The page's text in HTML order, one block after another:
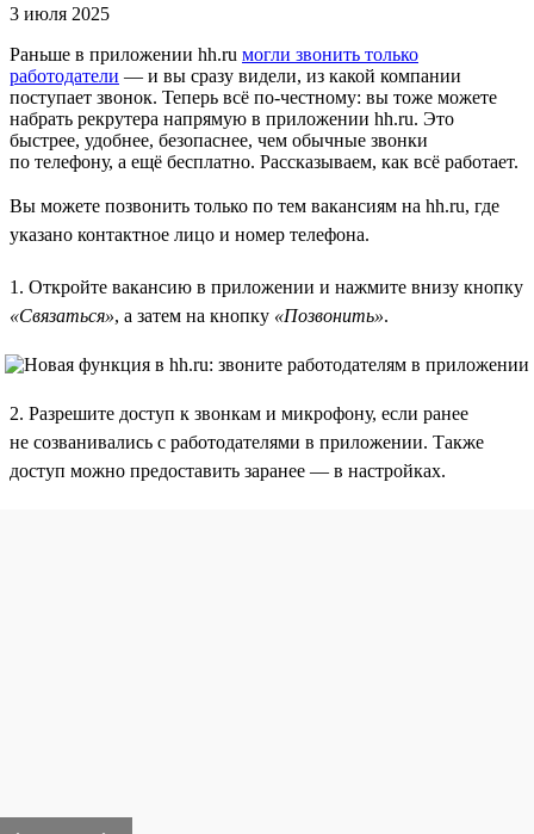
3 июля 2025
Раньше в приложении hh.ru могли звонить только
работодатели — и вы сразу видели, из какой компании
поступает звонок. Теперь всё по-честному: вы тоже можете
набрать рекрутера напрямую в приложении hh.ru. Это
быстрее, удобнее, безопаснее, чем обычные звонки
по телефону, а ещё бесплатно. Рассказываем, как всё работает.
Вы можете позвонить только по тем вакансиям на hh.ru, где
указано контактное лицо и номер телефона.
1. Откройте вакансию в приложении и нажмите внизу кнопку
«Связаться», а затем на кнопку «Позвонить».
2. Разрешите доступ к звонкам и микрофону, если ранее
не созванивались с работодателями в приложении. Также
доступ можно предоставить заранее — в настройках.